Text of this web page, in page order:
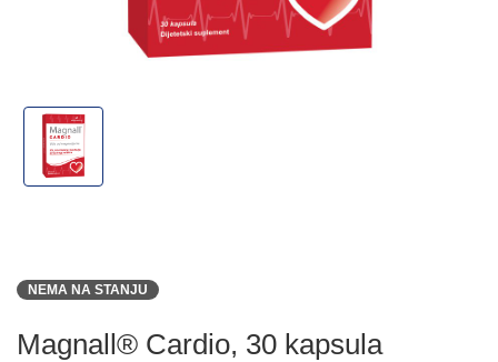
NEMA NA STANJU
Magnall® Cardio, 30 kapsula